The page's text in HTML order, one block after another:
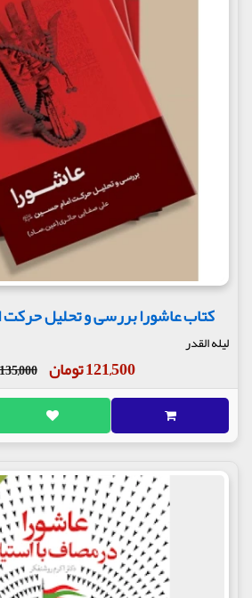
کتاب عاشورا بررسی و تحلیل حرکت
لیله القدر
121,500 تومان 135,000